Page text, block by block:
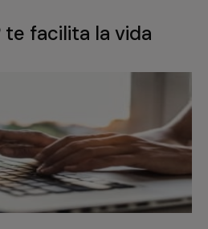
te facilita la vida